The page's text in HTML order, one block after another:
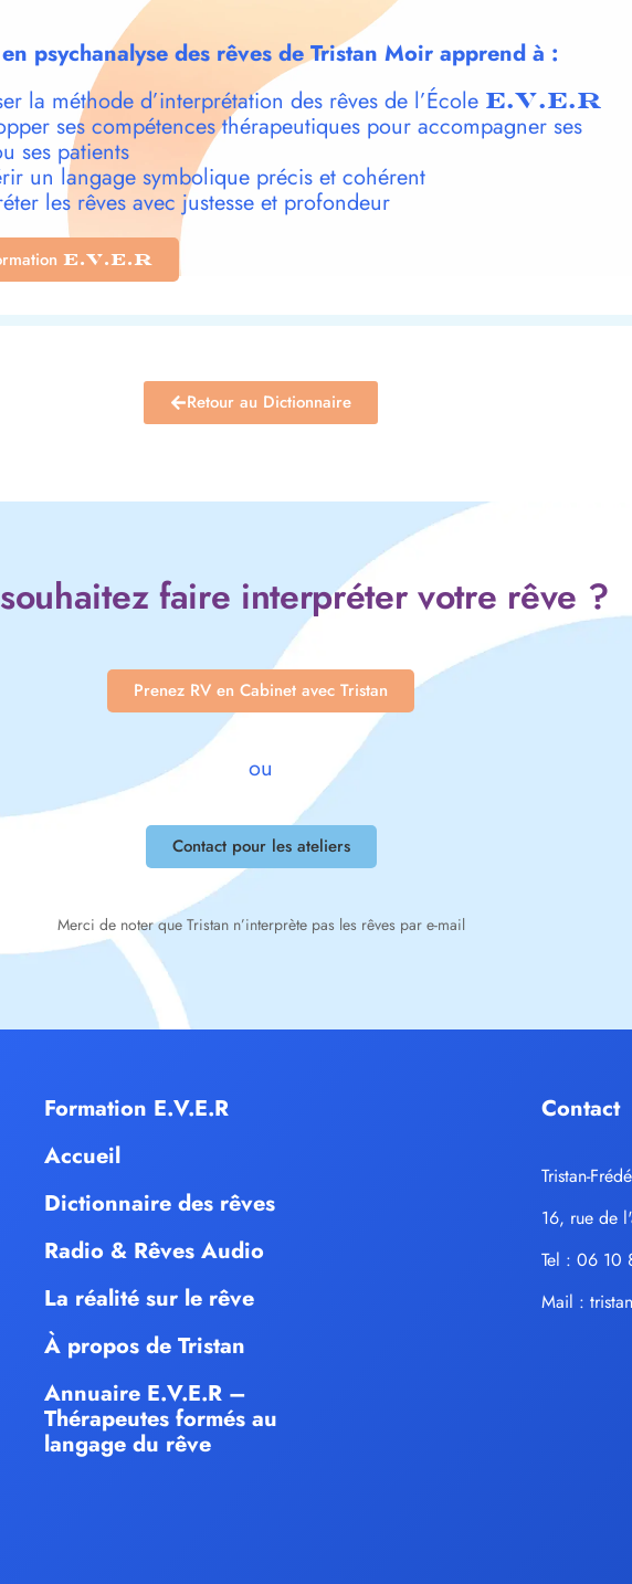
psychanalyse des rêves de Tristan Moir apprend à :
la méthode d’interprétation des rêves de l’École E.V.E.R
ses compétences thérapeutiques pour accompagner ses
ses patients
un langage symbolique précis et cohérent
les rêves avec justesse et profondeur
E.V.E.R
Retour au Dictionnaire
faire interpréter votre rêve ?
Prenez RV en Cabinet avec Tristan
ou
Contact pour les ateliers
Merci de noter que Tristan n’interprète pas les rêves par e-mail
Formation E.V.E.R
Accueil
Dictionnaire des rêves
Radio & Rêves Audio
La réalité sur le rêve
À propos de Tristan
Annuaire E.V.E.R –
Thérapeutes formés au
langage du rêve
Contact
Tristan-
16, rue de
Tel : 06 10
Mail :